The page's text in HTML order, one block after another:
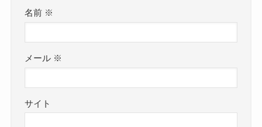
名前 ※
メール ※
サイト